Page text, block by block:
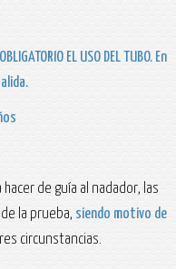
OBLIGATORIO EL USO DEL TUBO. En
hacer de guía al nadador, las
la prueba, siendo motivo de
circunstancias.